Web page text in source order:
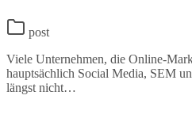
post
Viele Unternehmen, die Online-
hauptsächlich Social Media, SEM
längst nicht…